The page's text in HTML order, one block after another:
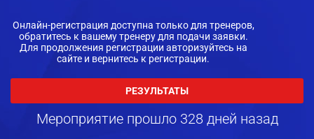
Онлайн-регистрация доступна только для тренеров,
обратитесь к вашему тренеру для подачи заявки.
Для продолжения регистрации авторизуйтесь на
сайте и вернитесь к регистрации.
РЕЗУЛЬТАТЫ
Мероприятие прошло 328 дней назад